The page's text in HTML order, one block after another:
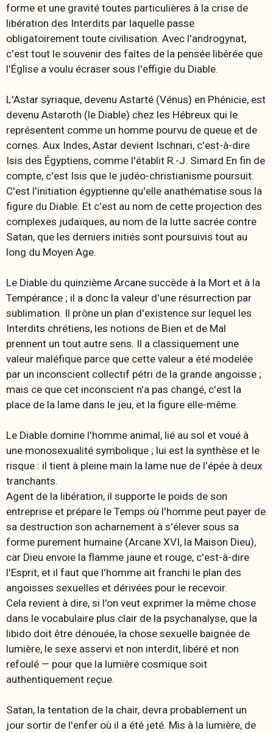
forme et une gravité toutes particulières à la crise de
libération des Interdits par laquelle passe
obligatoirement toute civilisation. Avec l'androgynat,
c'est tout le souvenir des faîtes de la pensée libérée que
l'Église a voulu écraser sous l'effigie du Diable.
L'Astar syriaque, devenu Astarté (Vénus) en Phénicie, est
devenu Astaroth (le Diable) chez les Hébreux qui le
représentent comme un homme pourvu de queue et de
cornes. Aux Indes, Astar devient Ischnari, c'est-à-dire
Isis des Égyptiens, comme l'établit R.-J. Simard En fin de
compte, c'est Isis que le judéo-christianisme poursuit.
C'est l'initiation égyptienne qu'elle anathématise sous la
figure du Diable. Et c'est au nom de cette projection des
complexes judaïques, au nom de la lutte sacrée contre
Satan, que les derniers initiés sont poursuivis tout au
long du Moyen Age.
Le Diable du quinzième Arcane succède à la Mort et à la
Tempérance ; il a donc la valeur d'une résurrection par
sublimation. Il prône un plan d'existence sur lequel les
Interdits chrétiens, les notions de Bien et de Mal
prennent un tout autre sens. Il a classiquement une
valeur maléfique parce que cette valeur a été modelée
par un inconscient collectif pétri de la grande angoisse ;
mais ce que cet inconscient n'a pas changé, c'est la
place de la lame dans le jeu, et la figure elle-même.
Le Diable domine l'homme animal, lié au sol et voué à
une monosexualité symbolique ; lui est la synthèse et le
risque : il tient à pleine main la lame nue de l'épée à deux
tranchants.
Agent de la libération, il supporte le poids de son
entreprise et prépare le Temps où l'homme peut payer de
sa destruction son acharnement à s'élever sous sa
forme purement humaine (Arcane XVI, la Maison Dieu),
car Dieu envoie la flamme jaune et rouge, c'est-à-dire
l'Esprit, et il faut que l'homme ait franchi le plan des
angoisses sexuelles et dérivées pour le recevoir.
Cela revient à dire, si l'on veut exprimer la même chose
dans le vocabulaire plus clair de la psychanalyse, que la
libido doit être dénouée, la chose sexuelle baignée de
lumière, le sexe asservi et non interdit, libéré et non
refoulé — pour que la lumière cosmique soit
authentiquement reçue.
Satan, la tentation de la chair, devra probablement un
jour sortir de l'enfer où il a été jeté. Mis à la lumière, de